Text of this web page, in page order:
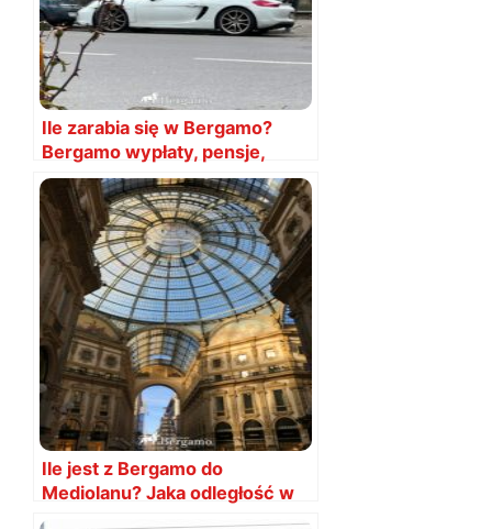
Ile zarabia się w Bergamo?
Bergamo wypłaty, pensje,
wynagrodzenie
Ile jest z Bergamo do
Mediolanu? Jaka odległość w
km?